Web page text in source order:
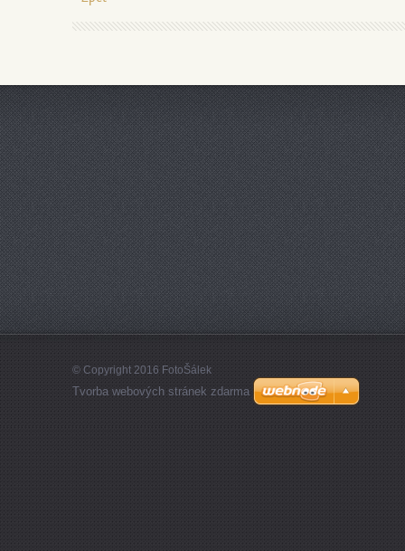
© Copyright 2016 FotoŠálek
Tvorba webových stránek zdarma